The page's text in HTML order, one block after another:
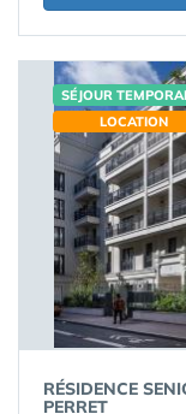
SÉJOUR
LOCATION
RÉSIDENCE
PERRET